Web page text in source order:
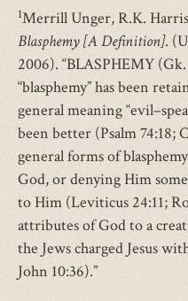
1Merrill Unger, R.K.
Blasphemy [A Definition].
2006). “BLASPHEMY
“blasphemy” has been
general meaning
been better (Psalm 74:18;
general forms of
God, or denying Him
to Him (Leviticus 24:11;
attributes of God to a
the Jews charged Jesus
John 10:36).”